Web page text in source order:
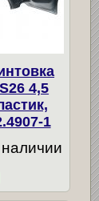
4,5
1
наличии